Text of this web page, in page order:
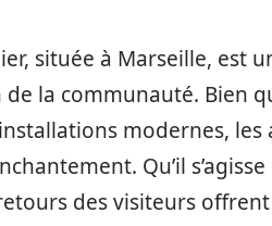
située à Marseille, est
la communauté. Bien
modernes,
Qu’il
des visiteurs